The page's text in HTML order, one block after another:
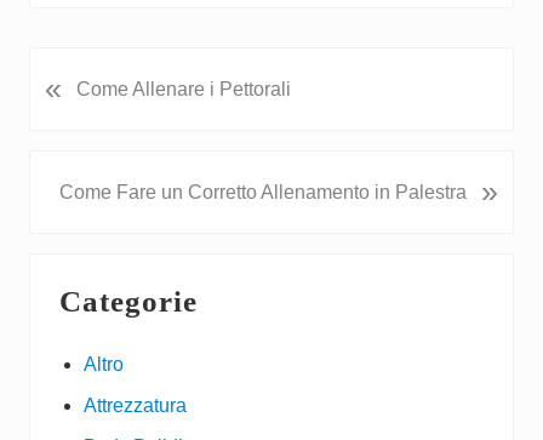
P
P
« Come Allenare i Pettorali
N
P
Come Fare un Corretto Allenamento in Palestra »
Sidebar
Categorie
Altro
Attrezzatura